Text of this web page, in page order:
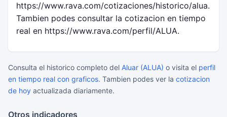
https://www.rava.com/cotizaciones/historico/alua.
Tambien podes consultar la cotizacion en tiempo
real en https://www.rava.com/perfil/ALUA.
Consulta el historico completo del Aluar (ALUA) o visita el perfil
en tiempo real con graficos. Tambien podes ver la cotizacion
de hoy actualizada diariamente.
Otros indicadores